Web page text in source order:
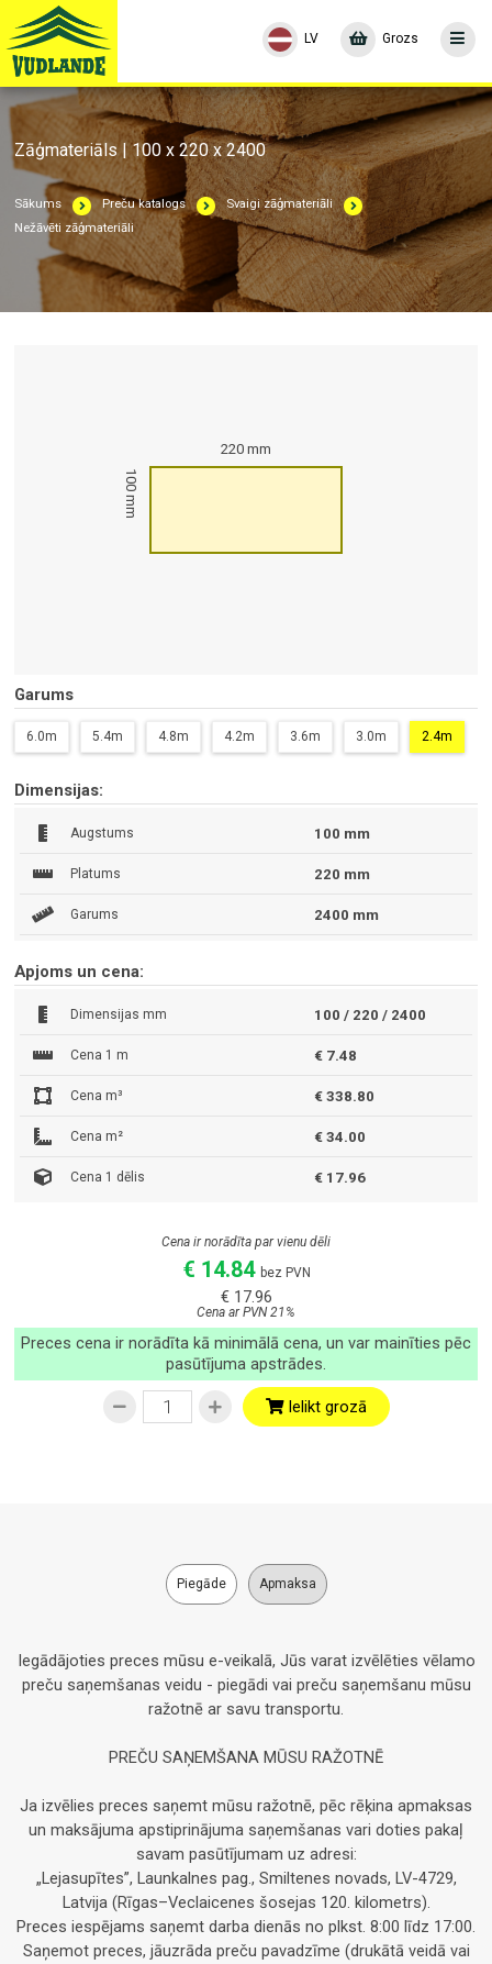
Grozs
LV
Zāģmateriāls | 100 x 220 x 2400
Sākums Preču katalogs
Svaigi zāģmateriāli
Nežāvēti zāģmateriāli
220 mm
100 mm
Garums
6.0m 5.4m 4.8m 4.2m 3.6m 3.0m 2.4m
Dimensijas:
Augstums 100 mm
Platums 220 mm
Garums 2400 mm
Apjoms un cena:
Dimensijas mm 100 / 220 / 2400
Cena 1 m € 7.48
Cena m³ € 338.80
Cena m² € 34.00
Cena 1 dēlis € 17.96
Cena ir norādīta par vienu dēli
€ 14.84 bez PVN
€ 17.96
Cena ar PVN 21%
Preces cena ir norādīta kā minimālā cena, un var mainīties pēc
pasūtījuma apstrādes.
Ielikt grozā
Piegāde Apmaksa
Iegādājoties preces mūsu e-veikalā, Jūs varat izvēlēties vēlamo
preču saņemšanas veidu - piegādi vai preču saņemšanu mūsu
ražotnē ar savu transportu.
PREČU SAŅEMŠANA MŪSU RAŽOTNĒ
Ja izvēlies preces saņemt mūsu ražotnē, pēc rēķina apmaksas
un maksājuma apstiprinājuma saņemšanas vari doties pakaļ
savam pasūtījumam uz adresi:
„Lejasupītes”, Launkalnes pag., Smiltenes novads, LV-4729,
Latvija (Rīgas–Veclaicenes šosejas 120. kilometrs).
Preces iespējams saņemt darba dienās no plkst. 8:00 līdz 17:00.
Saņemot preces, jāuzrāda preču pavadzīme (drukātā veidā vai